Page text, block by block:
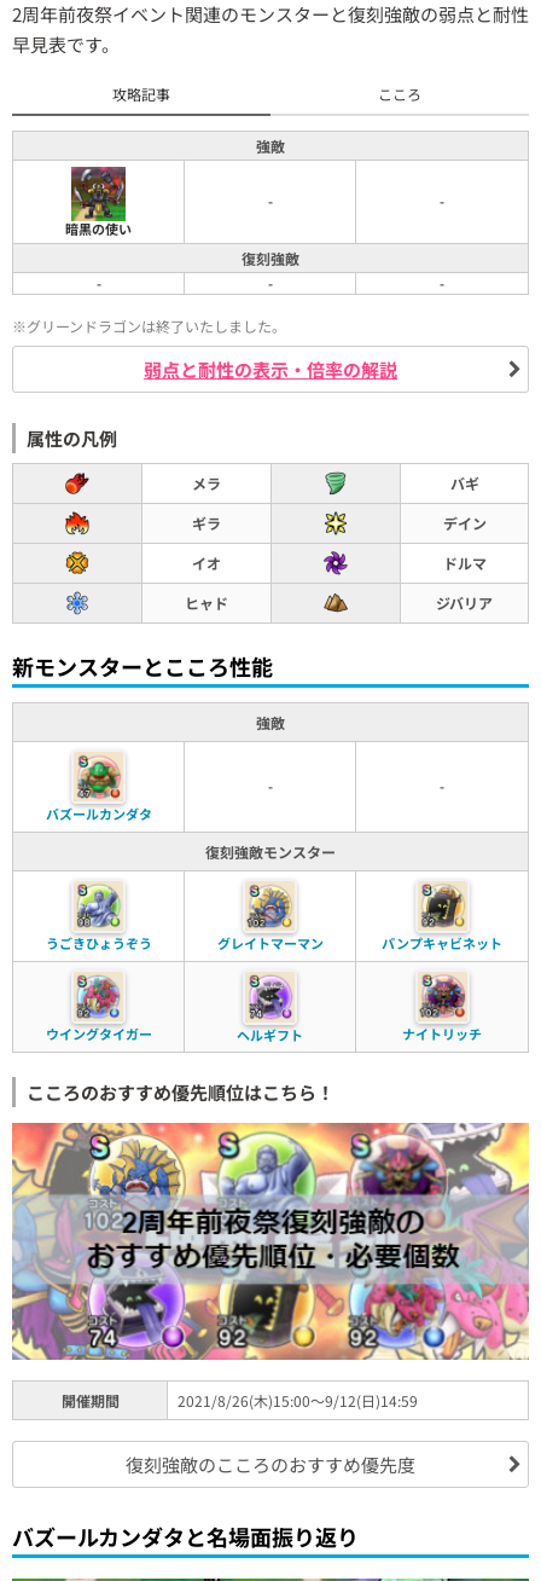
2周年前夜祭イベント関連のモンスターと復刻強敵の弱点と耐性
早見表です。
攻略記事 こころ
強敵
暗黒の使い
- -
復刻強敵
- - -
※グリーンドラゴンは終了いたしました。
弱点と耐性の表示・倍率の解説
属性の凡例
メラ
バギ
ギラ
デイン
イオ
ドルマ
ヒャド
ジバリア
新モンスターとこころ性能
強敵
バズールカンダタ
- -
復刻強敵モンスター
うごきひょうぞう グレイトマーマン パンプキャビネット
ウイングタイガー ヘルギフト ナイトリッチ
こころのおすすめ優先順位はこちら！
開催期間 2021/8/26(木)15:00～9/12(日)14:59
復刻強敵のこころのおすすめ優先度
バズールカンダタと名場面振り返り